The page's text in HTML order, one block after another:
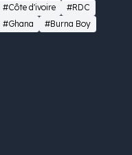
#Côte d'ivoire
#RDC
#Ghana
#Burna Boy